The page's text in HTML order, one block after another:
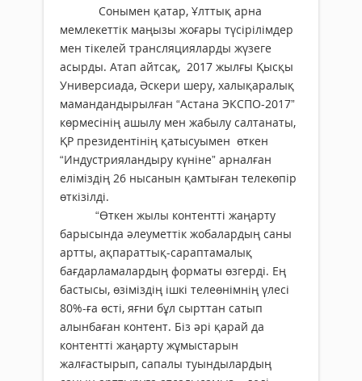
Сонымен қатар, Ұлттық арна
мемлекеттік маңызы жоғары түсірілімдер
мен тікелей трансляцияларды жүзеге
асырды. Атап айтсақ, 2017 жылғы Қысқы
Универсиада, Әскери шеру, халықаралық
мамандандырылған “Астана ЭКСПО-2017”
көрмесінің ашылу мен жабылу салтанаты,
ҚР президентінің қатысуымен өткен
“Индустрияландыру күніне” арналған
еліміздің 26 нысанын қамтыған телекөпір
өткізілді.
“Өткен жылы контентті жаңарту
барысында әлеуметтік жобалардың саны
артты, ақпараттық-сараптамалық
бағдарламалардың форматы өзгерді. Ең
бастысы, өзіміздің ішкі телеөнімнің үлесі
80%-ға өсті, яғни бұл сырттан сатып
алынбаған контент. Біз әрі қарай да
контентті жаңарту жұмыстарын
жалғастырып, сапалы туындылардың